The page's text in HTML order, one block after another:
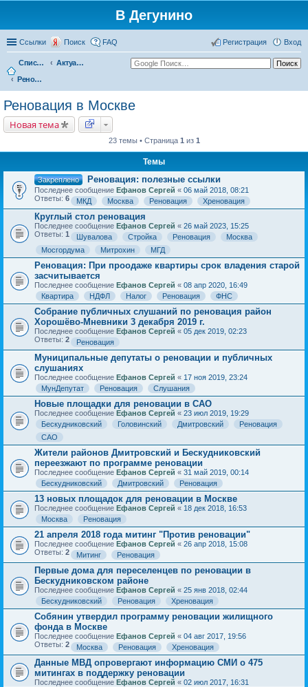
В Дегунино
Ссылки Поиск FAQ Вход
Регистрация
Список форумов
Актуальные вопросы
Реновация в Москве
Реновация в Москве
Новая тема
23 темы • Страница 1 из 1
Темы
Закреплено Реновация: полезные ссылки
Последнее сообщение Ефанов Сергей « 06 май 2018, 08:21
Ответы: 6 МКД Москва Реновация Хреновация
Круглый стол реновация
Последнее сообщение Ефанов Сергей « 26 май 2023, 15:25
Ответы: 1 Шувалова Стройка Реновация
Москва
Мосгордума
Митрохин МГД
Реновация: При проодаже квартиры срок владения старой
засчитывается
Последнее сообщение Ефанов Сергей « 08 апр 2020, 16:49
Квартира
НДФЛ Налог Реновация ФНС
Собрание публичных слушаний по реновация район
Хорошёво-Мневники 3 декабря 2019 г.
Последнее сообщение Ефанов Сергей « 05 дек 2019, 02:23
Ответы: 2 Реновация
Муниципальные депутаты о реновации и публичных
слушаниях
Последнее сообщение Ефанов Сергей « 17 ноя 2019, 23:24
МунДепутат
Реновация Слушания
Новые площадки для реновации в САО
Последнее сообщение Ефанов Сергей « 23 июл 2019, 19:29
Бескудниковский
Головинский Дмитровский
Реновация
САО
Жители районов Дмитровский и Бескудниковский
переезжают по программе реновации
Последнее сообщение Ефанов Сергей « 31 май 2019, 00:14
Бескудниковский
Дмитровский Реновация
13 новых площадок для реновации в Москве
Последнее сообщение Ефанов Сергей « 18 дек 2018, 16:53
Москва
Реновация
21 апреля 2018 года митинг "Против реновации"
Последнее сообщение Ефанов Сергей « 26 апр 2018, 15:08
Ответы: 2 Митинг Реновация
Первые дома для переселенцев по реновации в
Бескудниковском районе
Последнее сообщение Ефанов Сергей « 25 янв 2018, 02:44
Бескудниковский
Реновация Хреновация
Собянин утвердил программу реновации жилищного
фонда в Москве
Последнее сообщение Ефанов Сергей « 04 авг 2017, 19:56
Ответы: 2 Москва Реновация Хреновация
Данные МВД опровергают информацию СМИ о 475
митингах в поддержку реновации
Последнее сообщение Ефанов Сергей « 02 июл 2017, 16:31